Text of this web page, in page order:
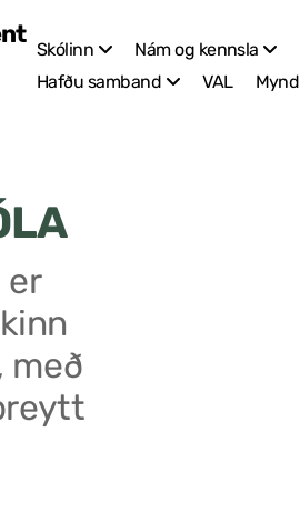
Skólinn Nám og kennsla
Hafðu samband
VAL
er
með